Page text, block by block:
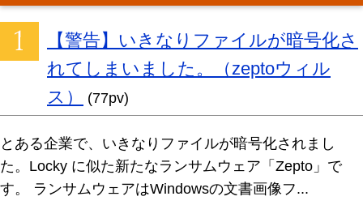
【警告】いきなりファイルが暗号化さ
れてしまいました。（zeptoウィル
ス）
(77pv)
とある企業で、いきなりファイルが暗号化されまし
た。Locky に似た新たなランサムウェア「Zepto」で
す。 ランサムウェアはWindowsの文書画像フ...